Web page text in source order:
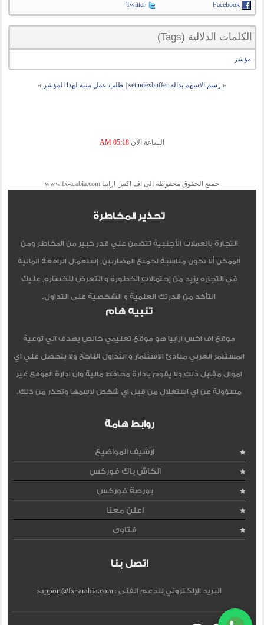
Facebook
Twitter
الكلمات الدلالية (Tags)
مؤشر
« رسم الاسهم بدالة setindexbuffer طلب عمل منبه لهذا المؤشر »
الساعة الآن 05:18 AM
جميع الحقوق محفوظة الى اف اكس ارابيا www.fx-arabia.com
تحذير المخاطرة
التجارة بالعملات الأجنبية تتضمن علي قدر كبير من المخاطر ومن
الممكن ألا تكون مناسبة لجميع المضاربين, إستعمال الرافعة المالية
في التجاره يزيد من إحتمالات الخطورة و التعرض للخساره, عليك
التأكد من قدرتك العلمية و الشخصية على التداول.
تنبيه هام
موقع اف اكس ارابيا هو موقع تعليمي خالص يهدف الي توعية
المستثمر العربي مبادئ الاستثمار و التداول الناجح ولا يتحصل علي اي
اموال مقابل ذلك ولا يقوم بادارة محافظ مالية وان ادارة الموقع غير
مسؤولة عن اي استغلال من قبل اي شخص لاسمها وتحذر من ذلك.
روابط هامة
ارشيف المواضيع
الكاش باك فوركس
بورصة فوركس
اعلن معنا
فتاوى
اتصل بنا
البريد الإلكتروني للدعم الفنى :support@fx-arabia.com